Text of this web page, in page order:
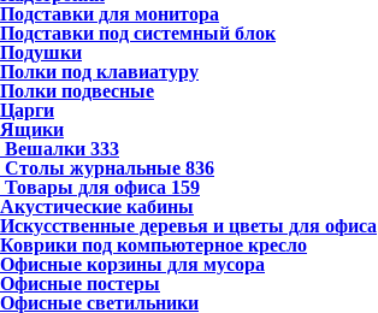
Подставки для монитора
Подставки под системный блок
Подушки
Полки под клавиатуру
Полки подвесные
Царги
Ящики
Вешалки 333
Столы журнальные 836
Товары для офиса 159
Акустические кабины
Искусственные деревья и цветы для офиса
Коврики под компьютерное кресло
Офисные корзины для мусора
Офисные постеры
Офисные светильники